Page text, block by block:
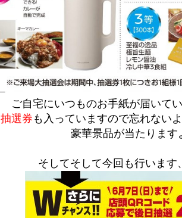
ご自宅にいつものお手紙が届いて
抽選券 も入っていますので忘れない
豪華景品が当たります
そしてそして今回も行います、